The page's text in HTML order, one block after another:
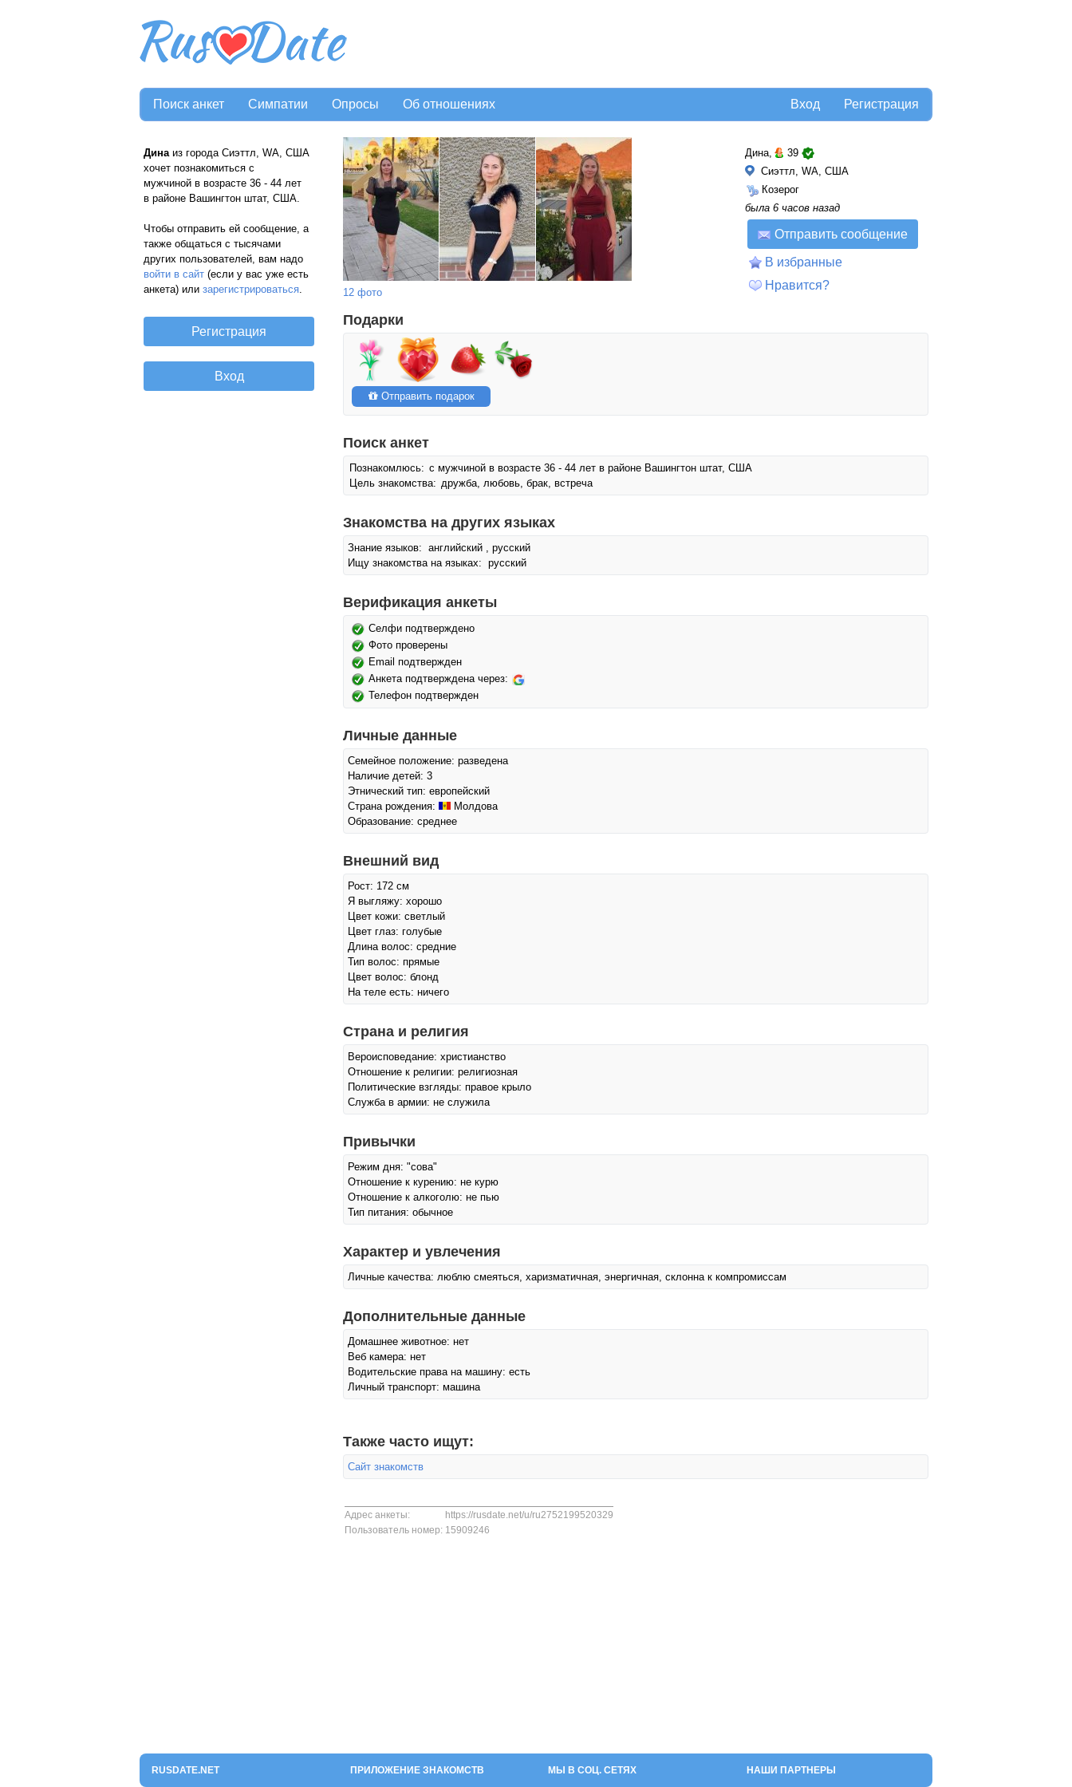
Поиск анкет Симпатии Опросы Об отношениях Регистрация
Вход
Динаиз города Сиэттл, WA, США
хочет познакомиться с
мужчиной в возрасте 36 - 44 лет
в районе Вашингтон штат, США.
Чтобы отправить ей сообщение, а
также общаться с тысячами
других пользователей, вам надо
войти в сайт (если у вас уже есть
анкета) или зарегистрироваться. 12 фото
Дина,
39
Сиэттл, WA, США
Козерог
была 6 часов назад
Отправить сообщение
В избранные
Нравится?
Подарки
Отправить подарок
Поиск анкет
Познакомлюсь: с мужчиной в возрасте 36 - 44 лет в районе Вашингтон штат, США
Цель знакомства: дружба, любовь, брак, встреча
Знакомства на других языках
Знание языков: английский , русский
Ищу знакомства на языках: русский
Верификация анкеты
Селфи подтверждено
Фото проверены
Email подтвержден
Анкета подтверждена через:
Телефон подтвержден
Личные данные
Семейное положение: разведена
Наличие детей: 3
Этнический тип: европейский
Страна рождения:
Молдова
Образование: среднее
Внешний вид
Рост: 172 см
Я выгляжу: хорошо
Цвет кожи: светлый
Цвет глаз: голубые
Длина волос: средние
Тип волос: прямые
Цвет волос: блонд
На теле есть: ничего
Страна и религия
Вероисповедание: христианство
Отношение к религии: религиозная
Политические взгляды: правое крыло
Служба в армии: не служила
Привычки
Режим дня: "сова"
Отношение к курению: не курю
Отношение к алкоголю: не пью
Тип питания: обычное
Характер и увлечения
Личные качества: люблю смеяться, харизматичная, энергичная, склонна к компромиссам
Дополнительные данные
Домашнее животное: нет
Веб камера: нет
Водительские права на машину: есть
Личный транспорт: машина
Также часто ищут:
Сайт знакомств
Адрес анкеты:
https://rusdate.net/u/ru2752199520329
Пользователь номер: 15909246
RUSDATE.NET ПРИЛОЖЕНИЕ ЗНАКОМСТВ МЫ В СОЦ. СЕТЯХ НАШИ ПАРТНЕРЫ